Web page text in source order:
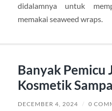
didalamnya untuk
memakai seaweed wraps.
Banyak Pemicu
Kosmetik
DECEMBER 4, 2024 / 0